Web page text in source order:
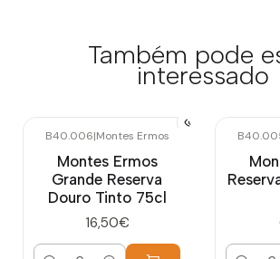
Também pode
interessado
B40.006|Montes Ermos
Montes Ermos
Grande Reserva
Douro Tinto 75cl
16,50€